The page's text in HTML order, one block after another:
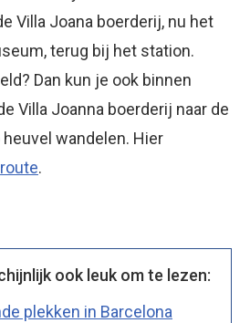
Villa Joana boerderij, nu het
terug bij het station.
Dan kun je ook binnen
Villa Joanna boerderij naar de
wandelen. Hier
route.
ook leuk om te lezen:
plekken in Barcelona